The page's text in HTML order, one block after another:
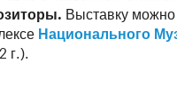
Выставку можно
Национального
г.).